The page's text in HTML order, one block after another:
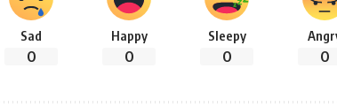
Sad
0
Happy
0
Sleepy
0 0